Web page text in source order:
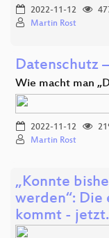
2022-11-12
Martin Rost
Datenschutz
Wie macht man
2022-11-12
Martin Rost
„Konnte
werden“: Die
kommt -